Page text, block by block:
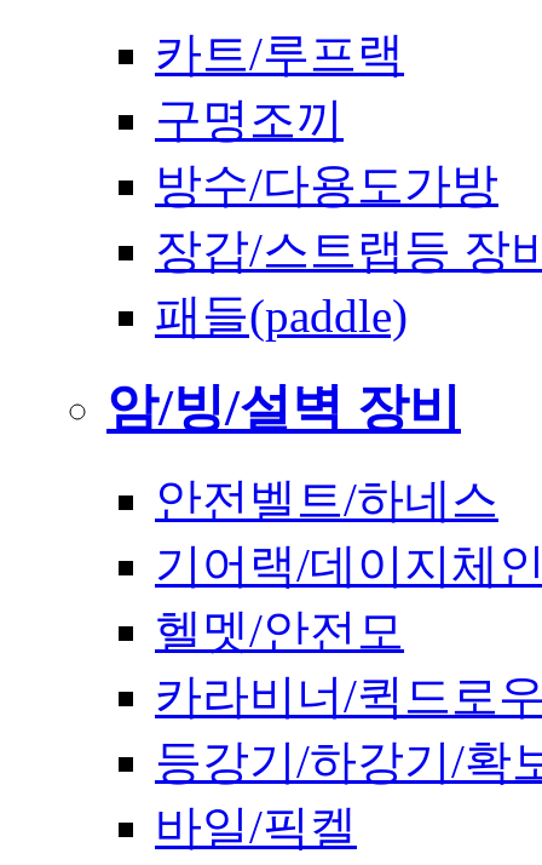
카트/루프랙
구명조끼
방수/다용도가방
장갑/스트랩등 장
패들(paddle)
암/빙/설벽 장비
안전벨트/하네스
기어랙/데이지체
헬멧/안전모
카라비너/퀵드로
등강기/하강기/확
바일/픽켈